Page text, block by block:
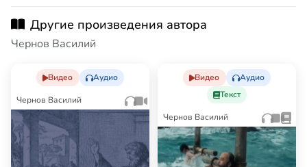
Другие произведения автора
Чернов Василий
Видео Аудио
Чернов Василий
Видео
Аудио
Текст
Чернов Василий